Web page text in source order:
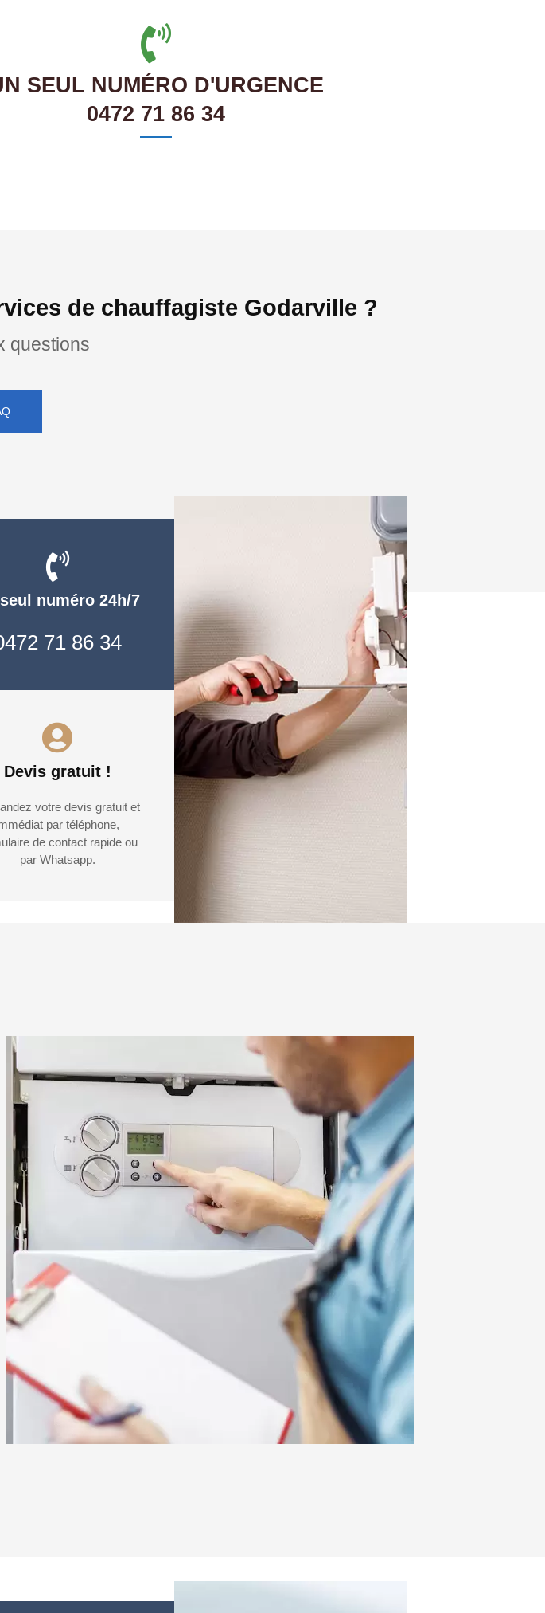
SEUL NUMÉRO D'URGENCE
0472 71 86 34
de chauffagiste Godarville ?
questions
numéro 24h/7
71 86 34
Devis gratuit !
votre devis gratuit et
par téléphone,
de contact rapide ou
par Whatsapp.